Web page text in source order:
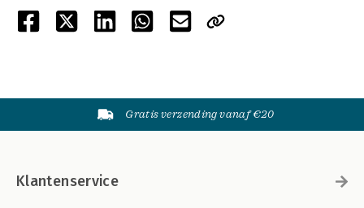
Gratis verzending vanaf €20
Klantenservice